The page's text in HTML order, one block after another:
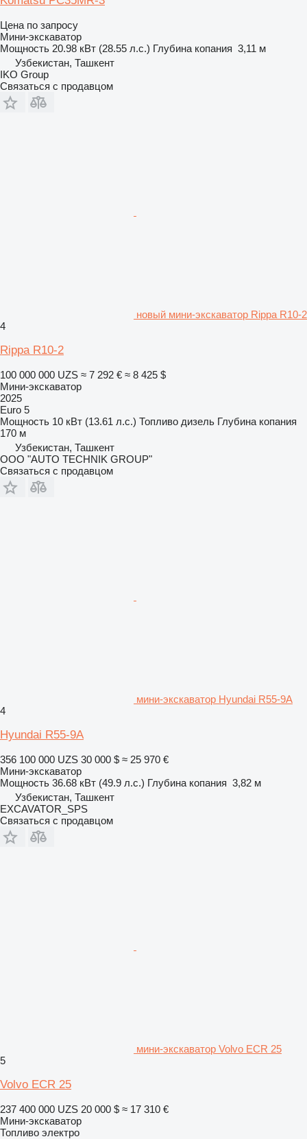
Цена по запросу
Мини-экскаватор
Мощность 20.98 кВт (28.55 л.с.) Глубина копания 3,11 м
Узбекистан, Ташкент
IKO Group
Связаться с продавцом
новый мини-экскаватор Rippa R10-2
4
Rippa R10-2
100 000 000 UZS ≈ 7 292 € ≈ 8 425 $
Мини-экскаватор
2025
Euro 5
Мощность 10 кВт (13.61 л.с.) Топливо дизель Глубина копания
170 м
Узбекистан, Ташкент
OOO "AUTO TECHNIK GROUP"
Связаться с продавцом
мини-экскаватор Hyundai R55-9A
4
Hyundai R55-9A
356 100 000 UZS 30 000 $ ≈ 25 970 €
Мини-экскаватор
Мощность 36.68 кВт (49.9 л.с.) Глубина копания 3,82 м
Узбекистан, Ташкент
EXCAVATOR_SPS
Связаться с продавцом
мини-экскаватор Volvo ECR 25
5
Volvo ECR 25
237 400 000 UZS 20 000 $ ≈ 17 310 €
Мини-экскаватор
Топливо электро